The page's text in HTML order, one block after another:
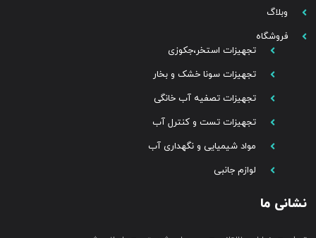
وبلاگ
فروشگاه
تجهیزات استخر،جکوزی
تجهیزات سونا خشک و بخار
تجهیزات تصفیه آب خانگی
تجهیزات تست و کنترل آب
مواد شیمیایی و نگهداری آب
لوازم جانبی
نشانی ما